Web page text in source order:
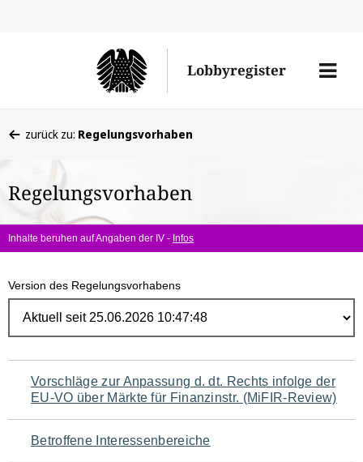
Lobbyregister
Menü
befinden
hier:
zurück zu: Regelungsvorhaben
Regelungsvorhaben
Inhalte beruhen auf Angaben der IV - Infos
Version des Regelungsvorhabens
Navigation
für
den
Vorschläge zur Anpassung d. dt. Rechts infolge der
EU-VO über Märkte für Finanzinstr. (MiFIR-Review)
Betroffene Interessenbereiche